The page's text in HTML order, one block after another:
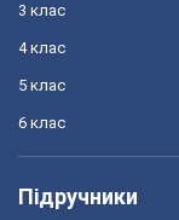
3 клас
4 клас
5 клас
6 клас
Підручники